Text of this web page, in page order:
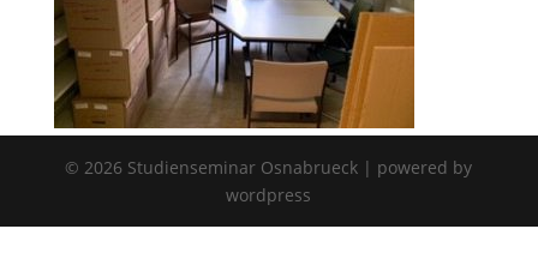
© 2026 Studienseminar Osnabrueck | powered by
wordpress